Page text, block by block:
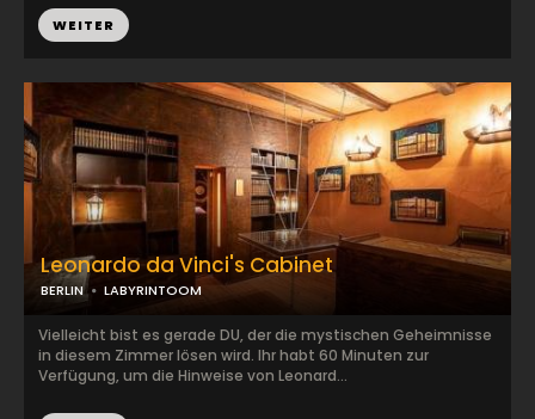
WEITER
Leonardo da Vinci's Cabinet
BERLIN LABYRINTOOM
Vielleicht bist es gerade DU, der die mystischen Geheimnisse
in diesem Zimmer lösen wird. Ihr habt 60 Minuten zur
Verfügung, um die Hinweise von Leonard...